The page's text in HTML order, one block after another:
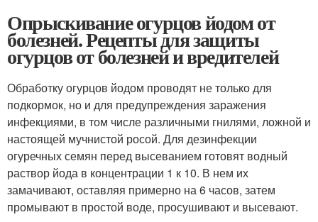
Опрыскивание огурцов йодом от
болезней. Рецепты для защиты
огурцов от болезней и вредителей
Обработку огурцов йодом проводят не только для
подкормок, но и для предупреждения заражения
инфекциями, в том числе различными гнилями, ложной и
настоящей мучнистой росой. Для дезинфекции
огуречных семян перед высеванием готовят водный
раствор йода в концентрации 1 к 10. В нем их
замачивают, оставляя примерно на 6 часов, затем
промывают в простой воде, просушивают и высевают.